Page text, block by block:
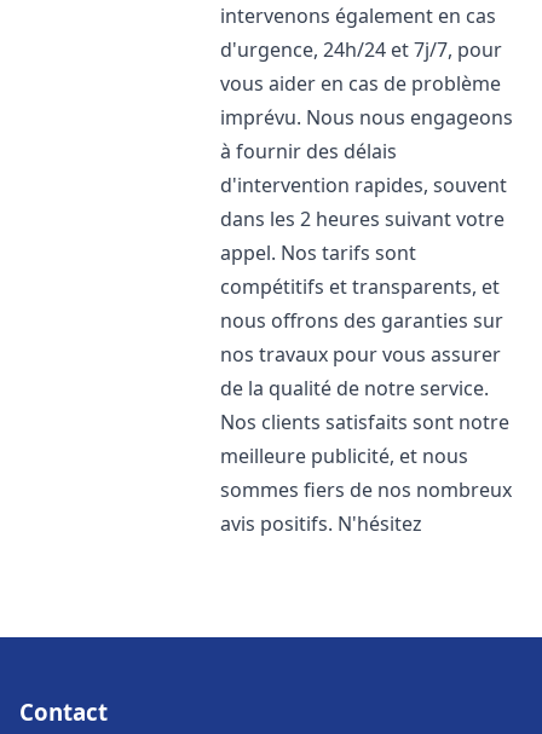
intervenons également en cas
d'urgence, 24h/24 et 7j/7, pour
vous aider en cas de problème
imprévu. Nous nous engageons
à fournir des délais
d'intervention rapides, souvent
dans les 2 heures suivant votre
appel. Nos tarifs sont
compétitifs et transparents, et
nous offrons des garanties sur
nos travaux pour vous assurer
de la qualité de notre service.
Nos clients satisfaits sont notre
meilleure publicité, et nous
sommes fiers de nos nombreux
avis positifs. N'hésitez
Contact